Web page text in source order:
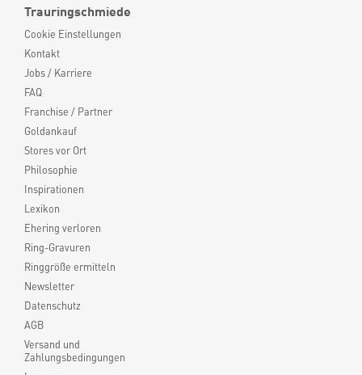
Trauringschmiede
Cookie Einstellungen
Kontakt
Jobs / Karriere
FAQ
Franchise / Partner
Goldankauf
Stores vor Ort
Philosophie
Inspirationen
Lexikon
Ehering verloren
Ring-Gravuren
Ringgröße ermitteln
Newsletter
Datenschutz
AGB
Versand und
Zahlungsbedingungen